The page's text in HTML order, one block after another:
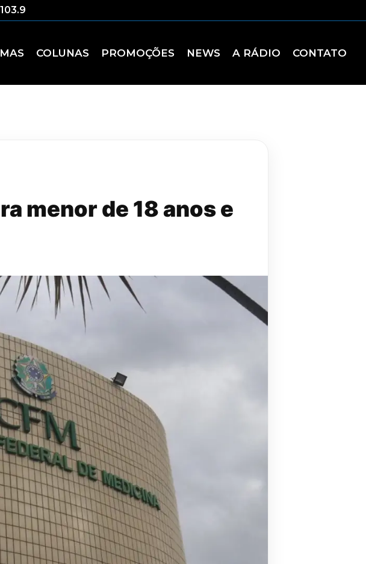
COLUNAS PROMOÇÕES NEWS A RÁDIO CONTATO
menor de 18 anos e